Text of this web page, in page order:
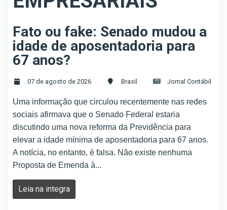
Fato ou fake: Senado mudou a
idade de aposentadoria para
67 anos?
07 de agosto de 2026 Brasil Jornal Contábil
Uma informação que circulou recentemente nas redes
sociais afirmava que o Senado Federal estaria
discutindo uma nova reforma da Previdência para
elevar a idade mínima de aposentadoria para 67 anos.
A notícia, no entanto, é falsa. Não existe nenhuma
Proposta de Emenda à...
Leia na integra